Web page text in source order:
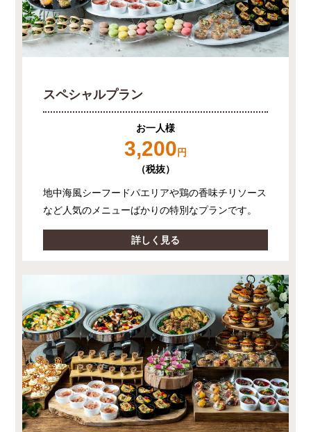
スペシャルプラン
お一人様
3,200 円
（税抜）
地中海風シーフードパエリアや鶏の香味チリソース
など人気のメニューばかりの特別なプランです。
詳しく見る